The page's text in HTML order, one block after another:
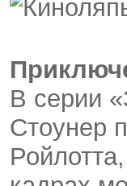
В серии
Стоунер